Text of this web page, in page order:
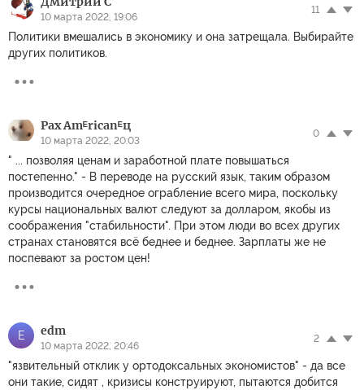
10 марта 2022, 19:06
11
Политики вмешались в экономику и она затрещала. Выбирайте
других политиков.
Pax Amᴱricanᴱц
10 марта 2022, 20:03
0
" ... позволяя ценам и заработной плате повышаться
постепенно." - В переводе на русский язык, таким образом
производится очередное ограбление всего мира, поскольку
курсы национальных валют следуют за долларом, якобы из
соображения "стабильности". При этом люди во всех других
странах становятся всё беднее и беднее. Зарплаты же не
поспевают за ростом цен!
E edm
10 марта 2022, 20:46
2
"язвительный отклик у ортодоксальных экономистов" - да все
они такие, сидят , кризисы конструируют, пытаются добится